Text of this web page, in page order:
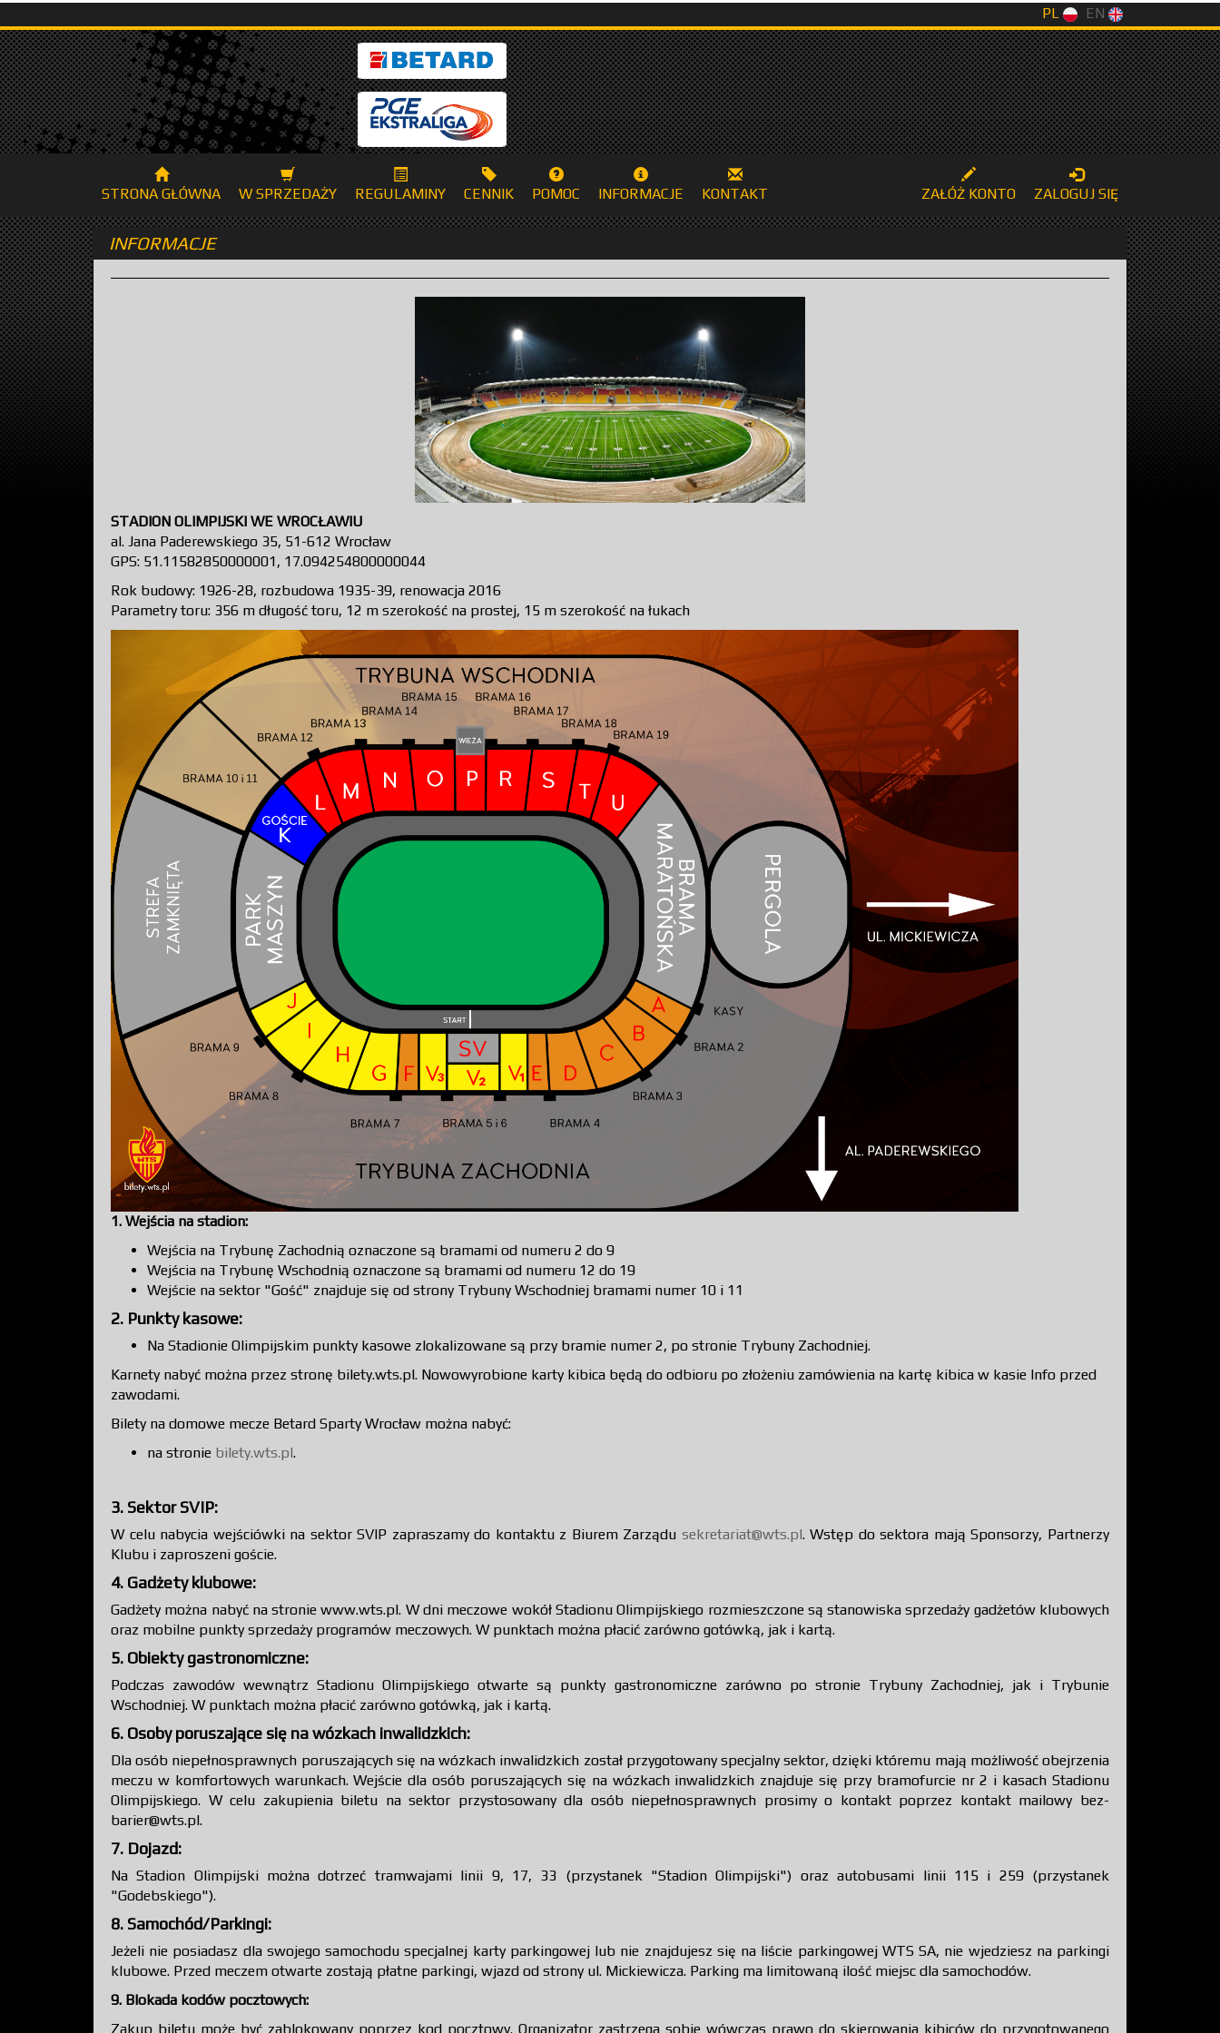
PL EN
STRONA GŁÓWNA W SPRZEDAŻY REGULAMINY CENNIK POMOC INFORMACJE KONTAKT ZAŁÓŻ KONTO ZALOGUJ SIĘ
INFORMACJE
STADION OLIMPIJSKI WE WROCŁAWIU
al. Jana Paderewskiego 35, 51-612 Wrocław
GPS: 51.11582850000001, 17.094254800000044
Rok budowy: 1926-28, rozbudowa 1935-39, renowacja 2016
Parametry toru: 356 m długość toru, 12 m szerokość na prostej, 15 m szerokość na łukach
1. Wejścia na stadion:
Wejścia na Trybunę Zachodnią oznaczone są bramami od numeru 2 do 9
Wejścia na Trybunę Wschodnią oznaczone są bramami od numeru 12 do 19
Wejście na sektor "Gość" znajduje się od strony Trybuny Wschodniej bramami numer 10 i 11
2. Punkty kasowe:
Na Stadionie Olimpijskim punkty kasowe zlokalizowane są przy bramie numer 2, po stronie Trybuny Zachodniej.
Karnety nabyć można przez stronę bilety.wts.pl. Nowowyrobione karty kibica będą do odbioru po złożeniu zamówienia na kartę kibica w kasie Info przed
zawodami.
Bilety na domowe mecze Betard Sparty Wrocław można nabyć:
na stronie bilety.wts.pl.
3. Sektor SVIP:
W celu nabycia wejściówki na sektor SVIP zapraszamy do kontaktu z Biurem Zarządu sekretariat@wts.pl. Wstęp do sektora mają Sponsorzy, Partnerzy
Klubu i zaproszeni goście.
4. Gadżety klubowe:
Gadżety można nabyć na stronie www.wts.pl. W dni meczowe wokół Stadionu Olimpijskiego rozmieszczone są stanowiska sprzedaży gadżetów klubowych
oraz mobilne punkty sprzedaży programów meczowych. W punktach można płacić zarówno gotówką, jak i kartą.
5. Obiekty gastronomiczne:
Podczas zawodów wewnątrz Stadionu Olimpijskiego otwarte są punkty gastronomiczne zarówno po stronie Trybuny Zachodniej, jak i Trybunie
Wschodniej. W punktach można płacić zarówno gotówką, jak i kartą.
6. Osoby poruszające się na wózkach inwalidzkich:
Dla osób niepełnosprawnych poruszających się na wózkach inwalidzkich został przygotowany specjalny sektor, dzięki któremu mają możliwość obejrzenia
meczu w komfortowych warunkach. Wejście dla osób poruszających się na wózkach inwalidzkich znajduje się przy bramofurcie nr 2 i kasach Stadionu
Olimpijskiego. W celu zakupienia biletu na sektor przystosowany dla osób niepełnosprawnych prosimy o kontakt poprzez kontakt mailowy bez-
barier@wts.pl.
7. Dojazd:
Na Stadion Olimpijski można dotrzeć tramwajami linii 9, 17, 33 (przystanek "Stadion Olimpijski") oraz autobusami linii 115 i 259 (przystanek
"Godebskiego").
8. Samochód/Parkingi:
Jeżeli nie posiadasz dla swojego samochodu specjalnej karty parkingowej lub nie znajdujesz się na liście parkingowej WTS SA, nie wjedziesz na parkingi
klubowe. Przed meczem otwarte zostają płatne parkingi, wjazd od strony ul. Mickiewicza. Parking ma limitowaną ilość miejsc dla samochodów.
9. Blokada kodów pocztowych:
Zakup biletu może być zablokowany poprzez kod pocztowy. Organizator zastrzega sobie wówczas prawo do skierowania kibiców do przygotowanego